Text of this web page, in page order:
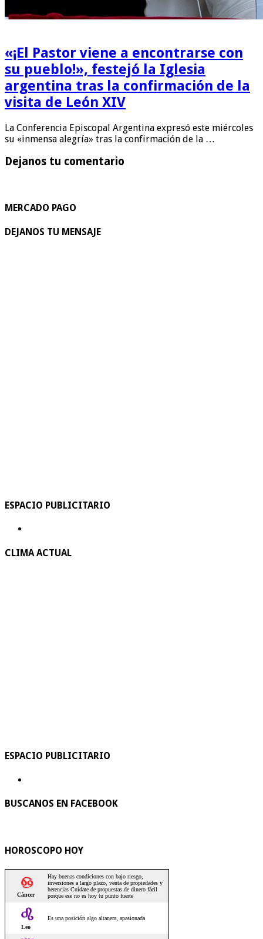
«¡El Pastor viene a encontrarse con
su pueblo!», festejó la Iglesia
argentina tras la confirmación de la
visita de León XIV
La Conferencia Episcopal Argentina expresó este miércoles
su «inmensa alegría» tras la confirmación de la …
Dejanos tu comentario
MERCADO PAGO
DEJANOS TU MENSAJE
ESPACIO PUBLICITARIO
CLIMA ACTUAL
ESPACIO PUBLICITARIO
BUSCANOS EN FACEBOOK
HOROSCOPO HOY